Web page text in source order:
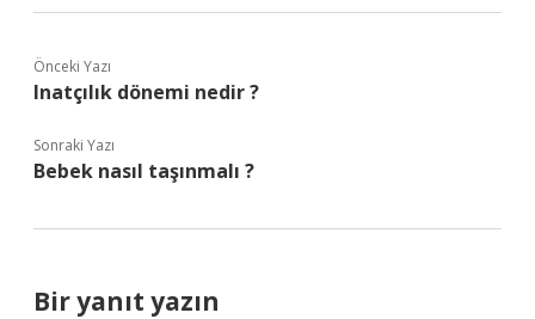
Önceki Yazı
Inatçılık dönemi nedir ?
Sonraki Yazı
Bebek nasıl taşınmalı ?
Bir yanıt yazın